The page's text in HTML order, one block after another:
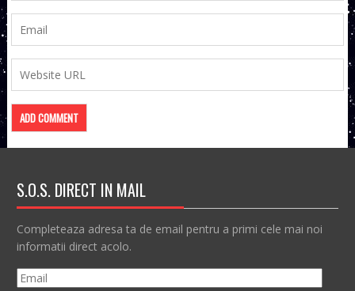
S.O.S. DIRECT IN MAIL
Completeaza adresa ta de email pentru a primi cele mai noi
informatii direct acolo.
Email